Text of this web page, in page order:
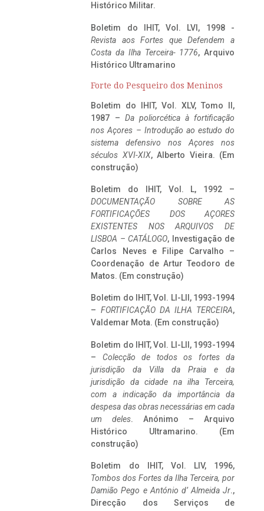
Histórico Militar.
Boletim do IHIT, Vol. LVI, 1998 -
Revista aos Fortes que Defendem a
Costa da Ilha Terceira- 1776, Arquivo
Histórico Ultramarino
Forte do Pesqueiro dos Meninos
Boletim do IHIT, Vol. XLV, Tomo II,
1987 – Da poliorcética à fortificação
nos Açores – Introdução ao estudo do
sistema defensivo nos Açores nos
séculos XVI-XIX, Alberto Vieira. (Em
construção)
Boletim do IHIT, Vol. L, 1992 –
DOCUMENTAÇÃO SOBRE AS
FORTIFICAÇÕES DOS AÇORES
EXISTENTES NOS ARQUIVOS DE
LISBOA – CATÁLOGO, Investigação de
Carlos Neves e Filipe Carvalho –
Coordenação de Artur Teodoro de
Matos. (Em construção)
Boletim do IHIT, Vol. LI-LII, 1993-1994
– FORTIFICAÇÃO DA ILHA TERCEIRA,
Valdemar Mota. (Em construção)
Boletim do IHIT, Vol. LI-LII, 1993-1994
– Colecção de todos os fortes da
jurisdição da Villa da Praia e da
jurisdição da cidade na ilha Terceira,
com a indicação da importância da
despesa das obras necessárias em cada
um deles. Anónimo – Arquivo
Histórico Ultramarino. (Em
construção)
Boletim do IHIT, Vol. LIV, 1996,
Tombos dos Fortes da Ilha Terceira, por
Damião Pego e António d’ Almeida Jr.,
Direcção dos Serviços de